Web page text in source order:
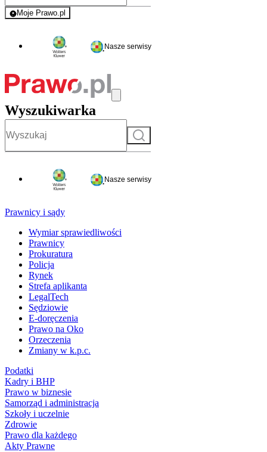
Moje Prawo.pl
- rejestracja i logowanie do serwisu
Nasze serwisy
Wyszukiwarka
Szukaj
Nasze serwisy
Prawnicy i sądy
Wymiar sprawiedliwości
Prawnicy
Prokuratura
Policja
Rynek
Strefa aplikanta
LegalTech
Sędziowie
E-doręczenia
Prawo na Oko
Orzeczenia
Zmiany w k.p.c.
Podatki
Kadry i BHP
Prawo w biznesie
Samorząd i administracja
Szkoły i uczelnie
Zdrowie
Prawo dla każdego
Akty Prawne